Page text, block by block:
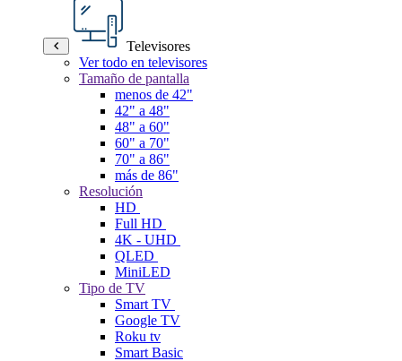
Televisores
Ver todo en televisores
Tamaño de pantalla
menos de 42"
42" a 48"
48" a 60"
60" a 70"
70" a 86"
más de 86"
Resolución
HD
Full HD
4K - UHD
QLED
MiniLED
Tipo de TV
Smart TV
Google TV
Roku tv
Smart Basic